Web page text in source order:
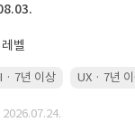
벨
· 7년 이상 UX · 7년